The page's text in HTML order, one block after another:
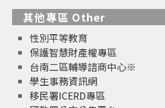
其他專區 Other
性別平等教育
保護智慧財產權專區
台南二區輔導諮商中心※
學生事務資訊網
移民署ICERD專區